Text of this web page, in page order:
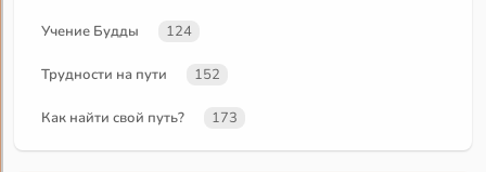
Учение Будды 124
Трудности на пути 152
Как найти свой путь? 173